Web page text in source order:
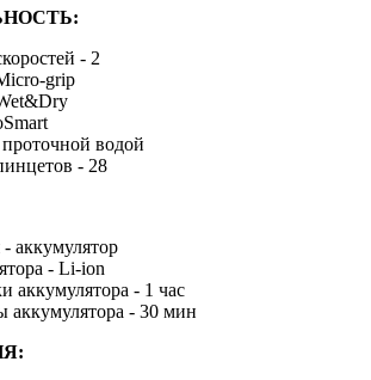
- 2
grip
водой
- 28
аккумулятор
- Li-ion
аккумулятора - 1 час
аккумулятора - 30 мин